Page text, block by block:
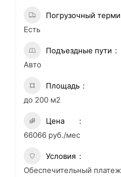
Погрузочный
Есть
Подъездные пути
Авто
Площадь
до 200 м2
Цена
66066 руб./мес
Условия
Обеспечительный